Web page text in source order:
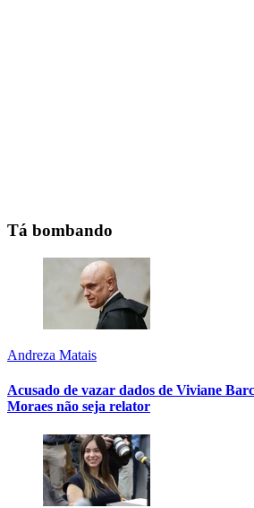
Tá bombando
Andreza Matais
Acusado de vazar dados de Viviane
Moraes não seja relator